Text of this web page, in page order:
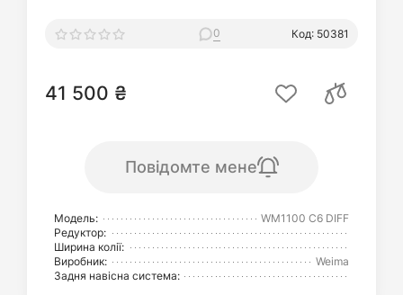
0 Код: 50381
41 500 ₴
Повідомте мене
Модель:
WM1100 C6 DIFF
Редуктор:
Ширина колії:
Виробник:
Weima
Задня навісна система: